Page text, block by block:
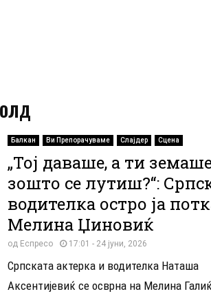
Балкан Ви Препорачуваме Слајдер Сцена
„Тој даваше, а ти
зошто се лутиш?“:
водителка остро ја
Мелина Џиновиќ
од Еспресо 17:01 - 24 јуни, 2026
Српската актерка и водителка Наташа
Аксентијевиќ се осврна на Мелина